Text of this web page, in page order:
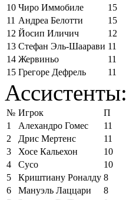
10 Чиро Иммобиле
15
11 Андреа Белотти
15
12 Йосип Иличич
12
13 Стефан Эль-Шаарави 11
14 Жервиньо
11
15 Грегоре Дефрель 11
Ассистенты:
№ Игрок
П
1
Алехандро Гомес
11
2
Дрис Мертенс
11
3
Хосе Кальехон
10
4
Сусо
10
5
Криштиану Роналду 8
6
Мануэль Лаццари
8